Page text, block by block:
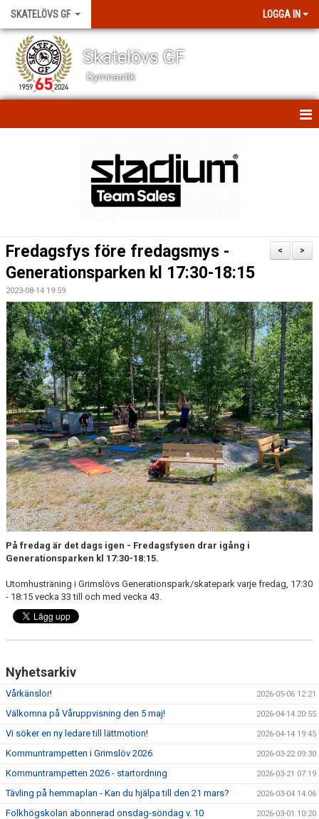
SKATELÖVS GF LOGGA IN
Skatelövs GF
Gymnastik
KONTAKT
BILDGALLERI
STYRELSE
AVGIFTER
ANMÄLAN
DOKUMENT
>
<
Fredagsfys före fredagsmys -
Generationsparken kl 17:30-18:15
2023-08-14 19:59
På fredag är det dags igen - Fredagsfysen drar igång i
Generationsparken kl 17:30-18:15.
Utomhusträning i Grimslövs Generationspark/skatepark varje fredag, 17:30
- 18:15 vecka 33 till och med vecka 43.
Nyhetsarkiv
Vårkänslor! 2026-05-06 12:21
Välkomna på Våruppvisning den 5 maj! 2026-04-14 20:55
Vi söker en ny ledare till lättmotion! 2026-04-14 19:45
Kommuntrampetten i Grimslöv 2026 2026-03-22 09:30
Kommuntrampetten 2026 - startordning 2026-03-21 07:19
Tävling på hemmaplan - Kan du hjälpa till den 21 mars? 2026-03-04 14:06
Folkhögskolan abonnerad onsdag-söndag v. 10 2026-03-01 10:20